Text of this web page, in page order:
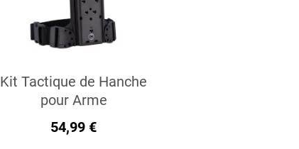
Kit Tactique de Hanche
pour Arme
54,99 €